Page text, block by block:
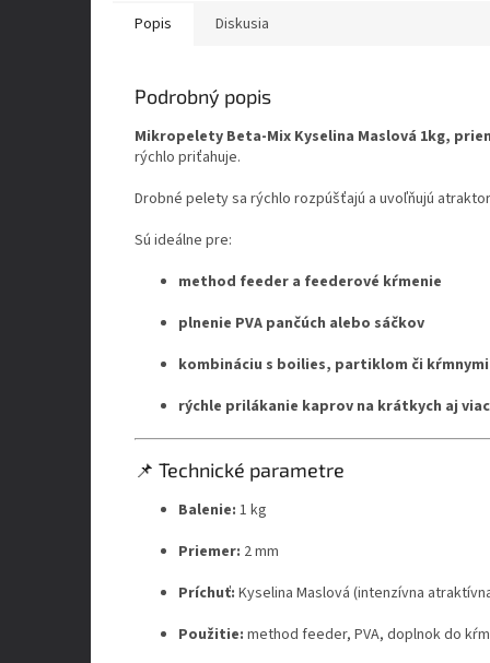
Popis Diskusia
Podrobný popis
Mikropelety Beta-Mix Kyselina Maslová 1kg,
rýchlo priťahuje.
Drobné pelety sa rýchlo rozpúšťajú a uvoľňujú
Sú ideálne pre:
method feeder a feederové kŕmenie
plnenie PVA pančúch alebo sáčkov
kombináciu s boilies, partiklom či
rýchle prilákanie kaprov na krátkych aj
📌 Technické parametre
Balenie: 1 kg
Priemer: 2 mm
Príchuť: Kyselina Maslová (intenzívna
Použitie: method feeder, PVA, doplnok do